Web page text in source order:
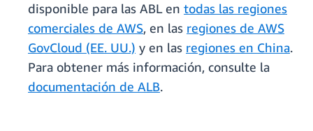
disponible para las ABL en todas las regiones
comerciales de AWS, en las regiones de AWS
GovCloud (EE. UU.) y en las regiones en China.
Para obtener más información, consulte la
documentación de ALB.